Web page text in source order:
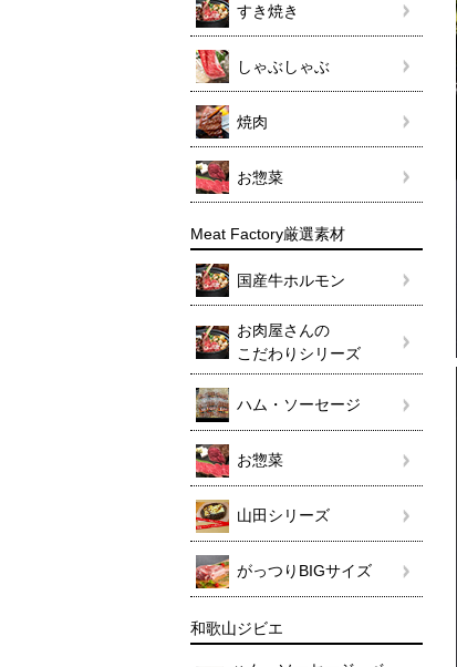
すき焼き
しゃぶしゃぶ
焼肉
お惣菜
Meat Factory厳選素材
国産牛ホルモン
お肉屋さんの
こだわりシリーズ
ハム・ソーセージ
お惣菜
山田シリーズ
がっつりBIGサイズ
和歌山ジビエ